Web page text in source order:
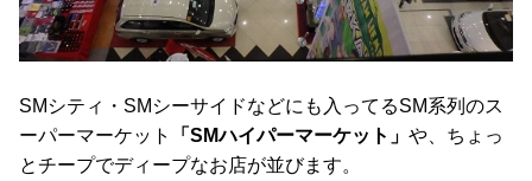
SMシティ・SMシーサイドなどにも入ってるSM系列のス
ーパーマーケット
「SMハイパーマーケット」 や、ちょっ
とチープでディープなお店が並びます。